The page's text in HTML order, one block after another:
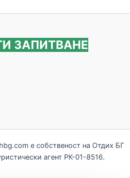
ЗАПИТВАНЕ
e собственост на Отдих БГ
агент РК-01-8516.